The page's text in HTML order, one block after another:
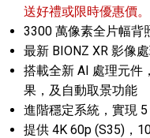
送好禮或限時優惠價。
3300 萬像素全片幅背
最新 BIONZ XR 影像
搭載全新 AI 處理元件
果，及自動取景功能
進階穩定系統，實現
提供 4K 60p (S35)，